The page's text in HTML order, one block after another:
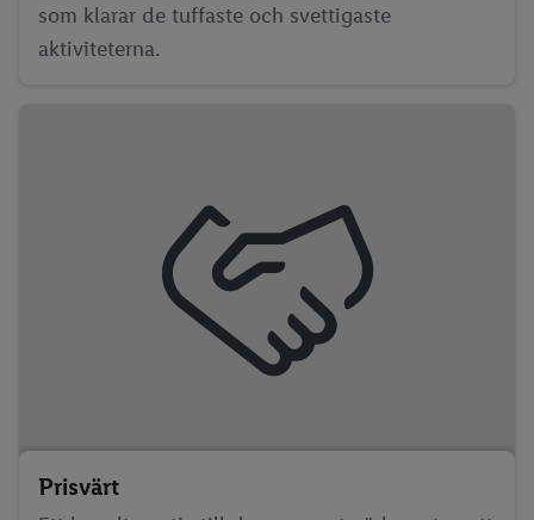
som klarar de tuffaste och svettigaste
aktiviteterna.
Prisvärt